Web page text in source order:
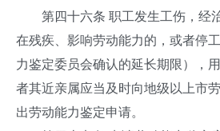
第四十六条 职工发生工伤，经
在残疾、影响劳动能力的，或者停
力鉴定委员会确认的延长期限），
者其近亲属应当及时向地级以上市
出劳动能力鉴定申请。